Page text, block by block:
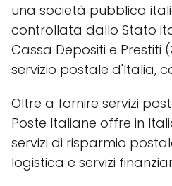
una società pubblica
controllata dallo Stato
Cassa Depositi e Prestiti
servizio postale d'Italia,
Oltre a fornire servizi
Poste Italiane offre in
servizi di risparmio
logistica e servizi